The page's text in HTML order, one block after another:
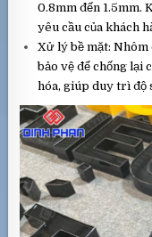
0.8mm đến 1.5mm.
yêu cầu của khách
Xử lý bề mặt:
bảo vệ để chống lại
hóa, giúp duy trì độ